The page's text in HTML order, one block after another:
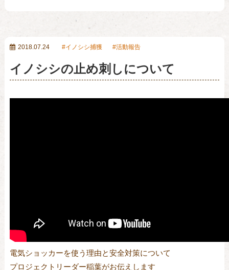
2018.07.24 イノシシ捕獲 活動報告
イノシシの止め刺しについて
電気ショッカーを使う理由と安全対策について
プロジェクトリーダー稲葉がお伝えします